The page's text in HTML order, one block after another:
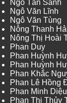
Ngô Tấn Sanh
Ngô Văn Lĩnh
Ngô Văn Tùng
Nông Thanh
Nông Thị Hoài
Phan Duy
Phan Huỳnh
Phan Huỳnh
Phan Khắc
Phan Lê Hồng
Phan Minh Diệu
Phan Thị Thủy